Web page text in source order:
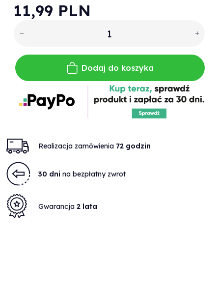
11,99 PLN
Dodaj do koszyka
Realizacja zamówienia 72 godzin
30 dni na bezpłatny zwrot
Gwarancja 2 lata